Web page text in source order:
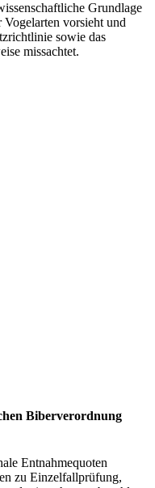
Grundlage
Vogelarten vorsieht und
sowie das
missachtet.
Biberverordnung
Entnahmequoten
zu Einzelfallprüfung,